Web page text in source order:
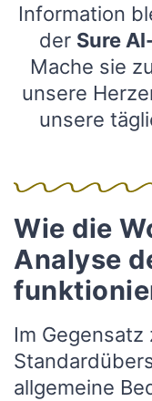
Information
der Sure
Mache sie
unsere
unsere
Wie die
Analyse
Im Gegensatz
allgemeine